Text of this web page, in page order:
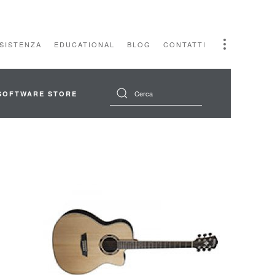
EDUCATIONAL BLOG CONTATTI
STORE